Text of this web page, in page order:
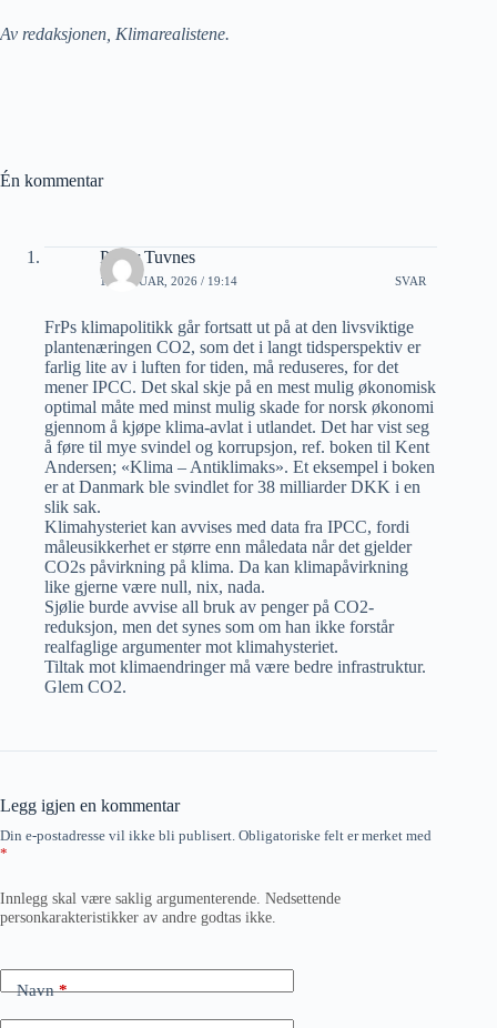
Av redaksjonen, Klimarealistene.
Én kommentar
Petter Tuvnes
16 JANUAR, 2026 / 19:14 SVAR
FrPs klimapolitikk går fortsatt ut på at den livsviktige
plantenæringen CO2, som det i langt tidsperspektiv er
farlig lite av i luften for tiden, må reduseres, for det
mener IPCC. Det skal skje på en mest mulig økonomisk
optimal måte med minst mulig skade for norsk økonomi
gjennom å kjøpe klima-avlat i utlandet. Det har vist seg
å føre til mye svindel og korrupsjon, ref. boken til Kent
Andersen; «Klima – Antiklimaks». Et eksempel i boken
er at Danmark ble svindlet for 38 milliarder DKK i en
slik sak.
Klimahysteriet kan avvises med data fra IPCC, fordi
måleusikkerhet er større enn måledata når det gjelder
CO2s påvirkning på klima. Da kan klimapåvirkning
like gjerne være null, nix, nada.
Sjølie burde avvise all bruk av penger på CO2-
reduksjon, men det synes som om han ikke forstår
realfaglige argumenter mot klimahysteriet.
Tiltak mot klimaendringer må være bedre infrastruktur.
Glem CO2.
Legg igjen en kommentar
Din e-postadresse vil ikke bli publisert. Obligatoriske felt er merket med
*
Innlegg skal være saklig argumenterende. Nedsettende
personkarakteristikker av andre godtas ikke.
Navn*